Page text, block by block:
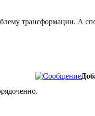
трансформации. А